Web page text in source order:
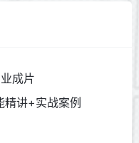
成片
精讲+实战案例